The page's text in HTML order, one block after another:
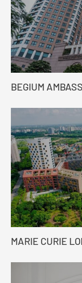
BEGIUM
MARIE CURIE